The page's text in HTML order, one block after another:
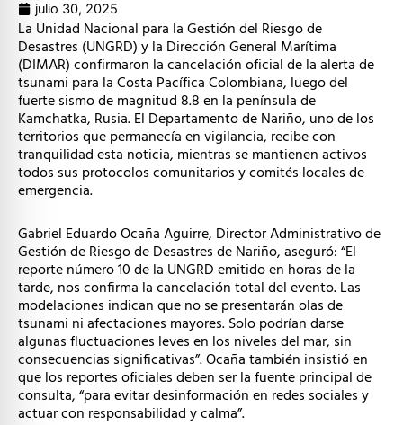
julio 30, 2025
La Unidad Nacional para la Gestión del Riesgo de
Desastres (UNGRD) y la Dirección General Marítima
(DIMAR) confirmaron la cancelación oficial de la alerta de
tsunami para la Costa Pacífica Colombiana, luego del
fuerte sismo de magnitud 8.8 en la península de
Kamchatka, Rusia. El Departamento de Nariño, uno de los
territorios que permanecía en vigilancia, recibe con
tranquilidad esta noticia, mientras se mantienen activos
todos sus protocolos comunitarios y comités locales de
emergencia.
Gabriel Eduardo Ocaña Aguirre, Director Administrativo de
Gestión de Riesgo de Desastres de Nariño, aseguró: “El
reporte número 10 de la UNGRD emitido en horas de la
tarde, nos confirma la cancelación total del evento. Las
modelaciones indican que no se presentarán olas de
tsunami ni afectaciones mayores. Solo podrían darse
algunas fluctuaciones leves en los niveles del mar, sin
consecuencias significativas”. Ocaña también insistió en
que los reportes oficiales deben ser la fuente principal de
consulta, “para evitar desinformación en redes sociales y
actuar con responsabilidad y calma”.